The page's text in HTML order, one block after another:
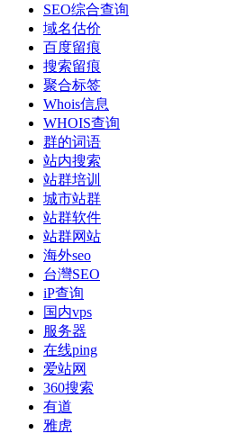
SEO综合查询
域名估价
百度留痕
搜索留痕
聚合标签
Whois信息
WHOIS查询
群的词语
站内搜索
站群培训
城市站群
站群软件
站群网站
海外seo
台灣SEO
iP查询
国内vps
服务器
在线ping
爱站网
360搜索
有道
雅虎